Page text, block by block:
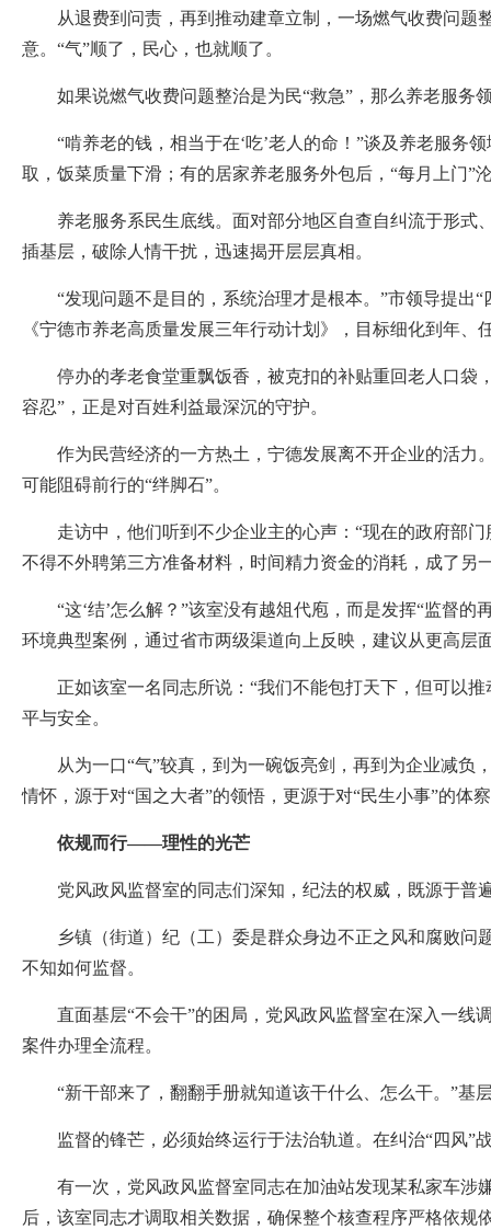
从退费到问责，再到推动建章立制，一场燃气收费问题
意。“气”顺了，民心，也就顺了。
如果说燃气收费问题整治是为民“救急”，那么养老服务
“啃养老的钱，相当于在‘吃’老人的命！”谈及养老服务
取，饭菜质量下滑；有的居家养老服务外包后，“每月上门”
养老服务系民生底线。面对部分地区自查自纠流于形式、
插基层，破除人情干扰，迅速揭开层层真相。
“发现问题不是目的，系统治理才是根本。”市领导提出“
《宁德市养老高质量发展三年行动计划》，目标细化到年、
停办的孝老食堂重飘饭香，被克扣的补贴重回老人口袋，
容忍”，正是对百姓利益最深沉的守护。
作为民营经济的一方热土，宁德发展离不开企业的活力。
可能阻碍前行的“绊脚石”。
走访中，他们听到不少企业主的心声：“现在的政府部门
不得不外聘第三方准备材料，时间精力资金的消耗，成了另
“这‘结’怎么解？”该室没有越俎代庖，而是发挥“监督的
环境典型案例，通过省市两级渠道向上反映，建议从更高层
正如该室一名同志所说：“我们不能包打天下，但可以推
平与安全。
从为一口“气”较真，到为一碗饭亮剑，再到为企业减负
情怀，源于对“国之大者”的领悟，更源于对“民生小事”的体
依规而行——理性的光芒
党风政风监督室的同志们深知，纪法的权威，既源于普
乡镇（街道）纪（工）委是群众身边不正之风和腐败问题
不知如何监督。
直面基层“不会干”的困局，党风政风监督室在深入一线
案件办理全流程。
“新干部来了，翻翻手册就知道该干什么、怎么干。”基
监督的锋芒，必须始终运行于法治轨道。在纠治“四风”
有一次，党风政风监督室同志在加油站发现某私家车涉
后，该室同志才调取相关数据，确保整个核查程序严格依